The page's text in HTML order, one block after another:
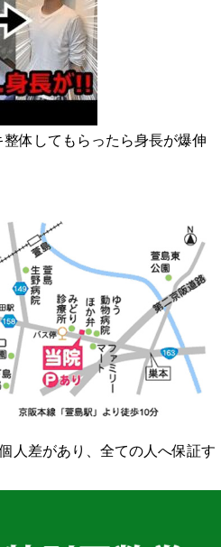
体してもらったら身長が爆伸
人差があり、全ての人へ保証す